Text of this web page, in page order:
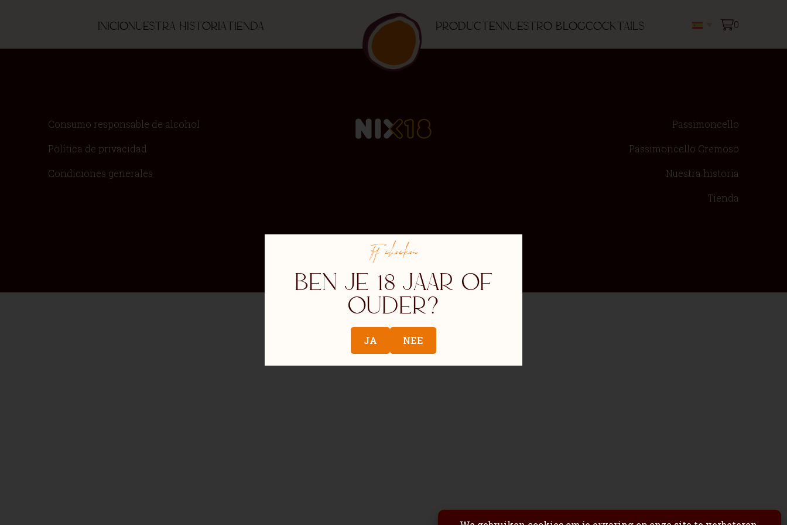
InicioNuestra historiaTienda ProductenNuestro blogCocktails 0
Consumo responsable de alcohol
Política de privacidad
Condiciones generales
Passimoncello
Passimoncello Cremoso
Nuestra historia
Tienda
Ff checken
Ben je 18 jaar of
ouder?
JA NEE